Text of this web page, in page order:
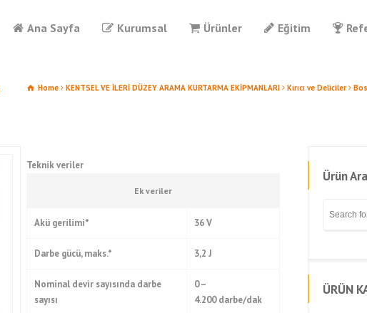
Ana Sayfa Kurumsal Ürünler Eğitim
Home KENTSEL VE İLERİ DÜZEY ARAMA KURTARMA EKİPMANLARI Kırıcı ve Deliciler
Teknik veriler
Ek veriler
Akü gerilimi* 36V
Darbe gücü, maks.* 3,2 J
Nominal devir sayısında darbe
sayısı
0 –
4.200 darbe/dak
Ürün Ara
ÜRÜN